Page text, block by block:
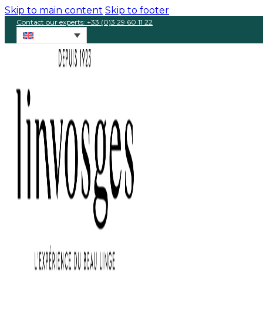
Skip to main content Skip to footer
Contact our experts: +33 (0)3 29 60 11 22